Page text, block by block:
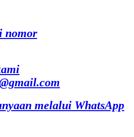
nomor
melalui WhatsApp